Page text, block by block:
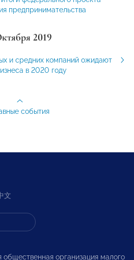
предпринимательства
2019
и средних компаний ожидают
в 2020 году
события
文
организация малого